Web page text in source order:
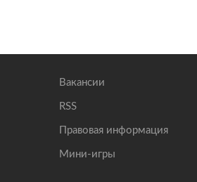
Вакансии
RSS
Правовая информация
Мини-игры